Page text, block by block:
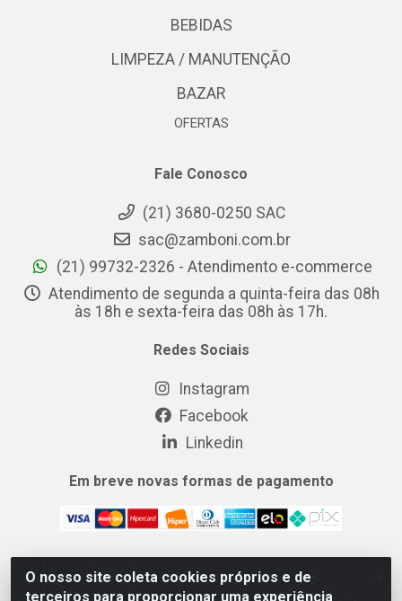
O nosso site coleta cookies próprios e de
terceiros para proporcionar uma experiência
BEBIDAS
LIMPEZA / MANUTENÇÃO
BAZAR
OFERTAS
Fale Conosco
(21) 3680-0250 SAC
sac@zamboni.com.br
(21) 99732-2326 - Atendimento e-commerce
Atendimento de segunda a quinta-feira das 08h
às 18h e sexta-feira das 08h às 17h.
Redes Sociais
Instagram
Facebook
Linkedin
Em breve novas formas de pagamento
MIX CERTO DISTRIBUIDORA DE COSMÉTICOS ALIMENTOS E